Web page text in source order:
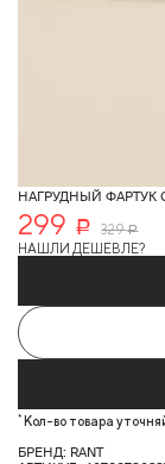
НАГРУДНЫЙ ФАРТУК
299 Р 329 Р
НАШЛИ ДЕШЕВЛЕ?
* Кол-во товара
БРЕНД: RANT